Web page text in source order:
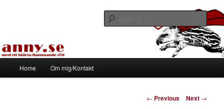
Tapirhen
Home Om mig/Kontakt
Post
← Previous Next →